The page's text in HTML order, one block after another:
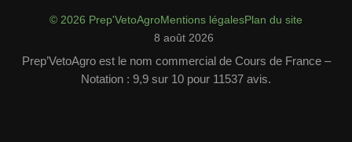
© 2026 Prep'VetoAgroMentions légalesPlan du site
8 août 2026
Prep’VetoAgro est le nom commercial de Cours de France –
Notation : 9,9 sur 10 pour 11537 avis.